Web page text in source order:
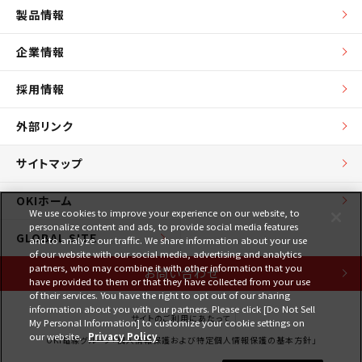
製品情報
企業情報
採用情報
外部リンク
サイトマップ
OKIホーム
GLOBAL SITE
お問い合わせ
サイトのご利用にあたって
OKI電線グループ「個人情報保護および特定個人情報保護の基本方針」
We use cookies to improve your experience on our website, to
personalize content and ads, to provide social media features
and to analyze our traffic. We share information about your use
of our website with our social media, advertising and analytics
partners, who may combine it with other information that you
have provided to them or that they have collected from your use
of their services. You have the right to opt out of our sharing
information about you with our partners. Please click [Do Not Sell
My Personal Information] to customize your cookie settings on
our website. Privacy Policy